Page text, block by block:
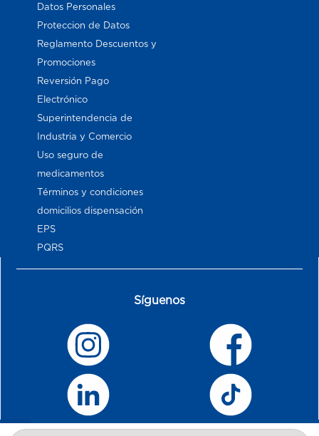
Datos Personales
Proteccion de Datos
Reglamento Descuentos y
Promociones
Reversión Pago
Electrónico
Superintendencia de
Industria y Comercio
Uso seguro de
medicamentos
Términos y condiciones
domicilios dispensación
EPS
PQRS
Síguenos